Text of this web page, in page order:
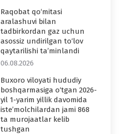
Raqobat qo‘mitasi
aralashuvi bilan
tadbirkordan gaz uchun
asossiz undirilgan to‘lov
qaytarilishi ta’minlandi
06.08.2026
Buxoro viloyati hududiy
boshqarmasiga o‘tgan 2026-
yil 1-yarim yillik davomida
iste’molchilardan jami 868
ta murojaatlar kelib
tushgan